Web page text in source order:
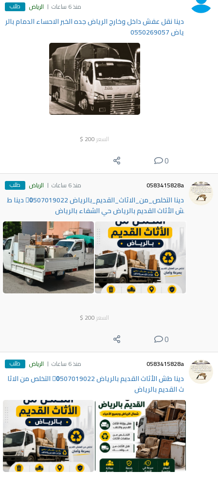
منذ 6 ساعات
الرياض طلب
دينا نقل عفش داخل وخارج الرياض جده الخبر الاحساء الدمام بالر
ياض 0550269057
السعر 200
$
0
0583415828a منذ 6 ساعات الرياض طلب
دينا التخلص_من_الاثاث_القديم_بالرياض 0َ507019022 دينا ط
ش الأثاث القديم بالرياض حي الشفاء بالرياض
السعر 200
$
0
0583415828a منذ 6 ساعات الرياض طلب
دينا طش الأثاث القديم بالرياض 0َ507019022 التخلص من الاثا
ث القديم بالرياض